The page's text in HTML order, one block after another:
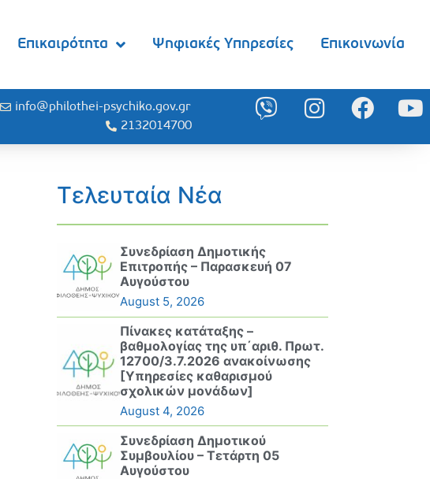
Επικαιρότητα Ψηφιακές Υπηρεσίες Επικοινωνία
info@philothei-psychiko.gov.gr
2132014700
Τελευταία Νέα
Συνεδρίαση Δημοτικής
Επιτροπής – Παρασκευή 07
Αυγούστου
August 5, 2026
Πίνακες κατάταξης –
βαθμολογίας της υπ΄αριθ. Πρωτ.
12700/3.7.2026 ανακοίνωσης
[Υπηρεσίες καθαρισμού
σχολικών μονάδων]
August 4, 2026
Συνεδρίαση Δημοτικού
Συμβουλίου – Τετάρτη 05
Αυγούστου